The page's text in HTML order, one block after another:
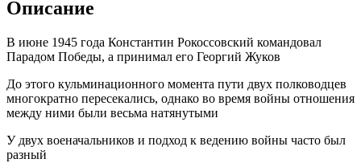
Описание
В июне 1945 года Константин Рокоссовский командовал
Парадом Победы, а принимал его Георгий Жуков
До этого кульминационного момента пути двух полководцев
многократно пересекались, однако во время войны отношения
между ними были весьма натянутыми
У двух военачальников и подход к ведению войны часто был
разный